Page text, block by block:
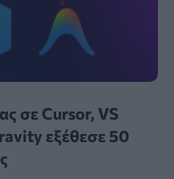
σε Cursor, VS
εξέθεσε 50